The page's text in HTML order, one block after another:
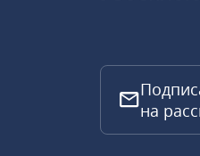
на